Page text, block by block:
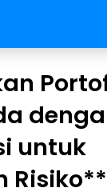
untuk
Risiko**